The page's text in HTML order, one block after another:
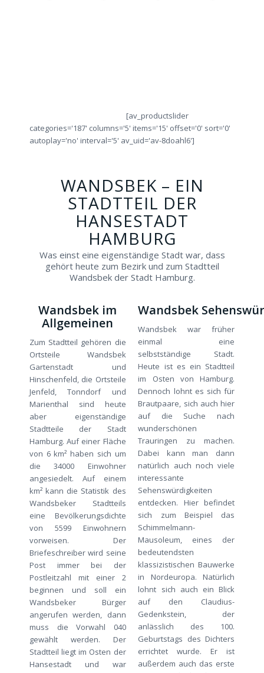
[av_productslider
categories='187' columns='5' items='15' offset='0' sort='0'
autoplay='no' interval='5' av_uid='av-8doahl6']
WANDSBEK – EIN
STADTTEIL DER
HANSESTADT
HAMBURG
Was einst eine eigenständige Stadt war, dass
gehört heute zum Bezirk und zum Stadtteil
Wandsbek der Stadt Hamburg.
Wandsbek im
Allgemeinen
Zum Stadtteil gehören die
Ortsteile Wandsbek
Gartenstadt und
Hinschenfeld, die Ortsteile
Jenfeld, Tonndorf und
Marienthal sind heute
aber eigenständige
Stadtteile der Stadt
Hamburg. Auf einer Fläche
von 6 km² haben sich um
die 34000 Einwohner
angesiedelt. Auf einem
km² kann die Statistik des
Wandsbeker Stadtteils
eine Bevölkerungsdichte
von 5599 Einwohnern
vorweisen. Der
Briefeschreiber wird seine
Post immer bei der
Postleitzahl mit einer 2
beginnen und soll ein
Wandsbeker Bürger
angerufen werden, dann
muss die Vorwahl 040
gewählt werden. Der
Stadtteil liegt im Osten der
Hansestadt und war
Wandsbek
Wandsbek war früher
einmal eine
selbstständige Stadt.
Heute ist es ein Stadtteil
im Osten von Hamburg.
Dennoch lohnt es sich für
Brautpaare, sich auch hier
auf die Suche nach
wunderschönen
Trauringen zu machen.
Dabei kann man dann
natürlich auch noch viele
interessante
Sehenswürdigkeiten
entdecken. Hier befindet
sich zum Beispiel das
Schimmelmann-
Mausoleum, eines der
bedeutendsten
klassizistischen Bauwerke
in Nordeuropa. Natürlich
lohnt sich auch ein Blick
auf den Claudius-
Gedenkstein, der
anlässlich des 100.
Geburtstags des Dichters
errichtet wurde. Er ist
außerdem auch das erste